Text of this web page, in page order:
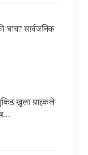
सार्वजनिक
खुला ग्राहकले